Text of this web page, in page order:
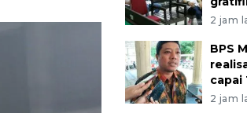
2 jam
BPS
capai
2 jam